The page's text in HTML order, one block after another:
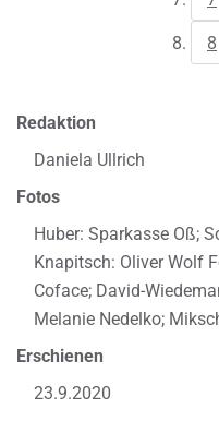
8
Redaktion
Daniela Ullrich
Fotos
Huber: Sparkasse Oß;
Knapitsch: Oliver Wolf
Coface; David-
Melanie Nedelko;
Erschienen
23.9.2020